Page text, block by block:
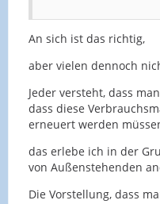
An sich ist das richtig,
aber vielen dennoch
Jeder versteht, dass
dass diese
erneuert werden
das erlebe ich in der
von Außenstehenden
Die Vorstellung, dass